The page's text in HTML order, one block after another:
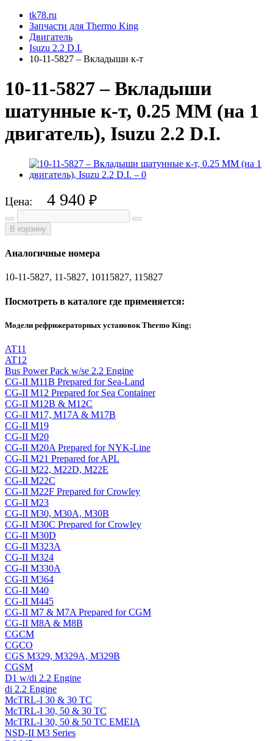
tk78.ru
Запчасти для Thermo King
Двигатель
Isuzu 2.2 D.I.
10-11-5827 – Вкладыши к-т
10-11-5827 – Вкладыши
шатунные к-т, 0.25 MM (на 1
двигатель), Isuzu 2.2 D.I.
Цена: 4 940 ₽
В корзину
Аналогичные номера
10-11-5827, 11-5827, 10115827, 115827
Посмотреть в каталоге где применяется:
Модели рефрижераторных установок Thermo King:
AT11
AT12
Bus Power Pack w/se 2.2 Engine
CG-II M11B Prepared for Sea-Land
CG-II M12 Prepared for Sea Container
CG-II M12B & M12C
CG-II M17, M17A & M17B
CG-II M19
CG-II M20
CG-II M20A Prepared for NYK-Line
CG-II M21 Prepared for APL
CG-II M22, M22D, M22E
CG-II M22C
CG-II M22F Prepared for Crowley
CG-II M23
CG-II M30, M30A, M30B
CG-II M30C Prepared for Crowley
CG-II M30D
CG-II M323A
CG-II M324
CG-II M330A
CG-II M364
CG-II M40
CG-II M445
CG-II M7 & M7A Prepared for CGM
CG-II M8A & M8B
CGCM
CGCO
CGS M329, M329A, M329B
CGSM
D1 w/di 2.2 Engine
di 2.2 Engine
McTRL-I 30 & 30 TC
McTRL-I 30, 50 & 30 TC
McTRL-I 30, 50 & 50 TC EMEIA
NSD-II M3 Series